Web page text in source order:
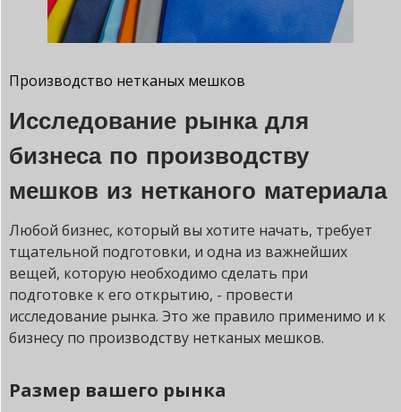
Производство нетканых мешков
Исследование рынка для
бизнеса по производству
мешков из нетканого материала
Любой бизнес, который вы хотите начать, требует
тщательной подготовки, и одна из важнейших
вещей, которую необходимо сделать при
подготовке к его открытию, - провести
исследование рынка. Это же правило применимо и к
бизнесу по производству нетканых мешков.
Размер вашего рынка